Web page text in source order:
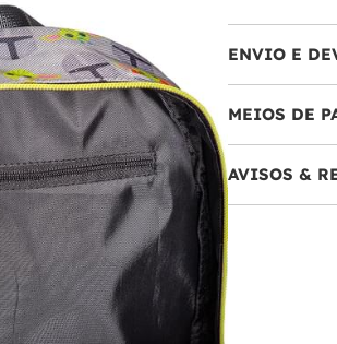
ENVIO E
MEIOS DE
AVISOS &